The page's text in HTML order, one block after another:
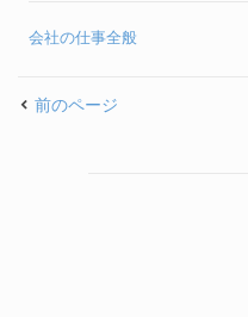
会社の仕事全般
前のページ